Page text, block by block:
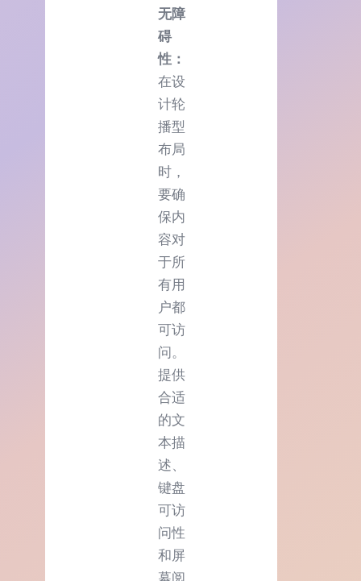
无障
碍
性：
在设
计轮
播型
布局
时，
要确
保内
容对
于所
有用
户都
可访
问。
提供
合适
的文
本描
述、
键盘
可访
问性
和屏